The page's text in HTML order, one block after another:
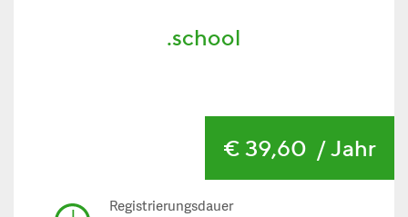
.school
€ 39,60 / Jahr
Registrierungsdauer